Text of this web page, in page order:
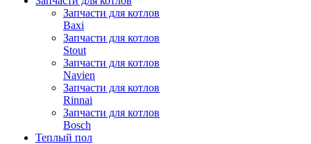
Запчасти для котлов
Baxi
Запчасти для котлов
Stout
Запчасти для котлов
Navien
Запчасти для котлов
Rinnai
Запчасти для котлов
Bosch
Теплый пол